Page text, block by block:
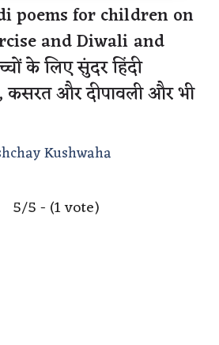
poems for children on
and Diwali and
के लिए सुंदर हिंदी
कसरत और दीपावली और भी
Kushwaha
5/5 - (1 vote)